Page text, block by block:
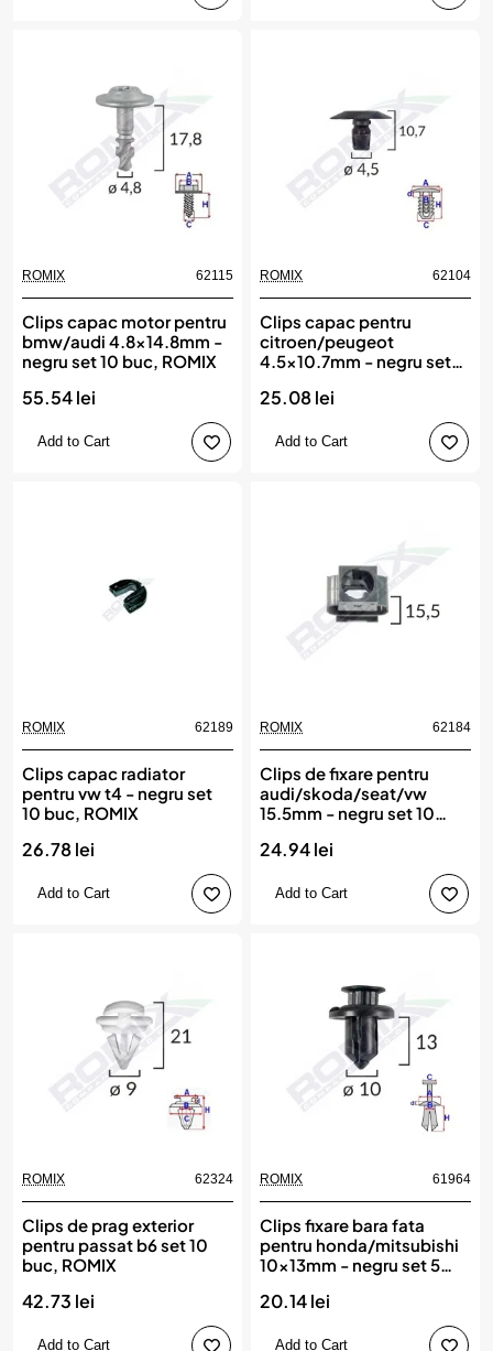
ROMIX 62115
Clips capac motor pentru
bmw/audi 4.8x14.8mm -
negru set 10 buc, ROMIX
55.54 lei
Add to Cart
ROMIX 62104
Clips capac pentru
citroen/peugeot
4.5x10.7mm - negru set
25.08 lei
Add to Cart
ROMIX 62189
Clips capac radiator
pentru vw t4 - negru set
10 buc, ROMIX
26.78 lei
Add to Cart
ROMIX 62184
Clips de fixare pentru
audi/skoda/seat/vw
15.5mm - negru set 10
24.94 lei
Add to Cart
ROMIX 62324
Clips de prag exterior
pentru passat b6 set 10
buc, ROMIX
42.73 lei
Add to Cart
ROMIX 61964
Clips fixare bara fata
pentru honda/mitsubishi
10x13mm - negru set 5
20.14 lei
Add to Cart